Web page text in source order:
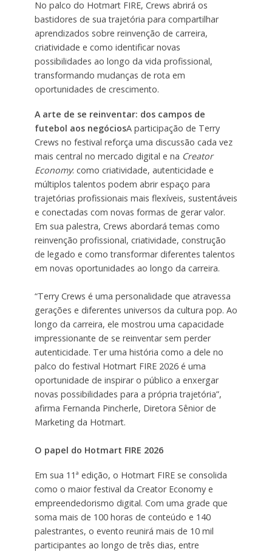
No palco do Hotmart FIRE, Crews abrirá os
bastidores de sua trajetória para compartilhar
aprendizados sobre reinvenção de carreira,
criatividade e como identificar novas
possibilidades ao longo da vida profissional,
transformando mudanças de rota em
oportunidades de crescimento.
A arte de se reinventar: dos campos de
futebol aos negóciosA participação de Terry
Crews no festival reforça uma discussão cada vez
mais central no mercado digital e na Creator
Economy: como criatividade, autenticidade e
múltiplos talentos podem abrir espaço para
trajetórias profissionais mais flexíveis, sustentáveis
e conectadas com novas formas de gerar valor.
Em sua palestra, Crews abordará temas como
reinvenção profissional, criatividade, construção
de legado e como transformar diferentes talentos
em novas oportunidades ao longo da carreira.
“Terry Crews é uma personalidade que atravessa
gerações e diferentes universos da cultura pop. Ao
longo da carreira, ele mostrou uma capacidade
impressionante de se reinventar sem perder
autenticidade. Ter uma história como a dele no
palco do festival Hotmart FIRE 2026 é uma
oportunidade de inspirar o público a enxergar
novas possibilidades para a própria trajetória”,
afirma Fernanda Pincherle, Diretora Sênior de
Marketing da Hotmart.
O papel do Hotmart FIRE 2026
Em sua 11ª edição, o Hotmart FIRE se consolida
como o maior festival da Creator Economy e
empreendedorismo digital. Com uma grade que
soma mais de 100 horas de conteúdo e 140
palestrantes, o evento reunirá mais de 10 mil
participantes ao longo de três dias, entre